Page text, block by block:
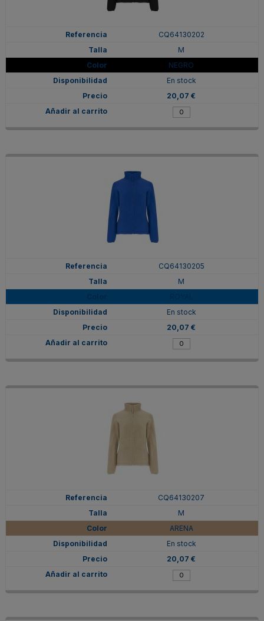
CQ64130202
M
NEGRO
En stock
20,07 €
CQ64130205
M
En stock
20,07 €
CQ64130207
M
ARENA
En stock
20,07 €